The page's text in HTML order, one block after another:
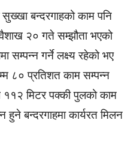
सुख्खा बन्दरगाहको काम पनि
२० गते सम्झौता भएको
सम्पन्न गर्ने लक्ष्य रहेको भए
८० प्रतिशत काम सम्पन्न
११२ मिटर पक्की पुलको काम
हुने बन्दरगाहमा कार्यरत मिलन